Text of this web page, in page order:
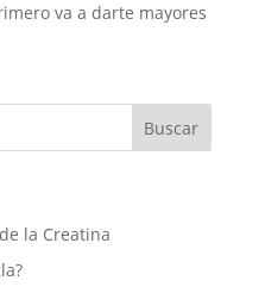
va a darte mayores
la Creatina